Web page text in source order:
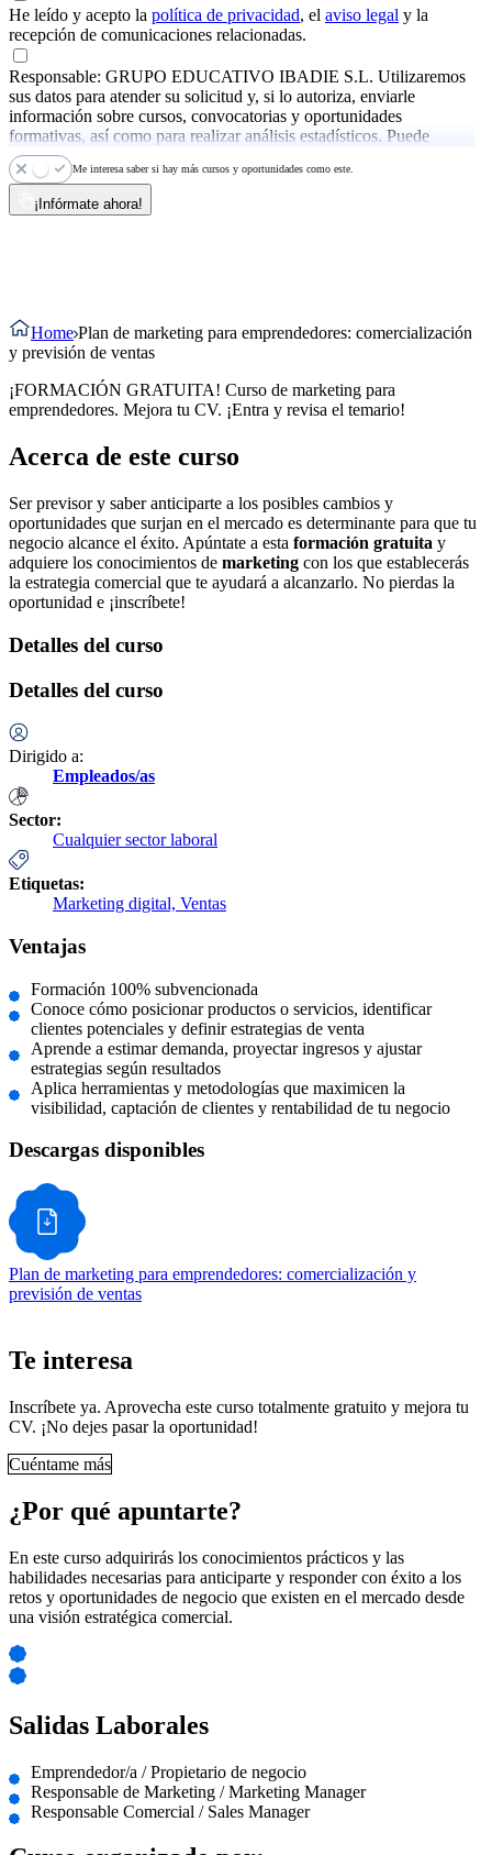
He leído y acepto la política de privacidad, el aviso legal y la
recepción de comunicaciones relacionadas.
Responsable: GRUPO EDUCATIVO IBADIE S.L. Utilizaremos
sus datos para atender su solicitud y, si lo autoriza, enviarle
información sobre cursos, convocatorias y oportunidades
formativas, así como para realizar análisis estadísticos. Puede
ejercer sus derechos y consultar más información en la
privacidad.
Me interesa saber si hay más cursos y oportunidades como este.
¡Infórmate ahora!
Home Plan de marketing para emprendedores: comercialización
y previsión de ventas
¡FORMACIÓN GRATUITA! Curso de marketing para
emprendedores. Mejora tu CV. ¡Entra y revisa el temario!
Acerca de este curso
Ser previsor y saber anticiparte a los posibles cambios y
oportunidades que surjan en el mercado es determinante para que tu
negocio alcance el éxito. Apúntate a esta formación gratuita y
adquiere los conocimientos de marketing con los que establecerás
la estrategia comercial que te ayudará a alcanzarlo. No pierdas la
oportunidad e ¡inscríbete!
Detalles del curso
Detalles del curso
Dirigido a:
Empleados/as
Sector:
Cualquier sector laboral
Etiquetas:
Marketing digital, Ventas
Ventajas
Formación 100% subvencionada
Conoce cómo posicionar productos o servicios, identificar
clientes potenciales y definir estrategias de venta
Aprende a estimar demanda, proyectar ingresos y ajustar
estrategias según resultados
Aplica herramientas y metodologías que maximicen la
visibilidad, captación de clientes y rentabilidad de tu negocio
Descargas disponibles
Plan de marketing para emprendedores: comercialización y
previsión de ventas
Te interesa
Inscríbete ya. Aprovecha este curso totalmente gratuito y mejora tu
CV. ¡No dejes pasar la oportunidad!
Cuéntame más
¿Por qué apuntarte?
En este curso adquirirás los conocimientos prácticos y las
habilidades necesarias para anticiparte y responder con éxito a los
retos y oportunidades de negocio que existen en el mercado desde
una visión estratégica comercial.
Salidas Laborales
Emprendedor/a / Propietario de negocio
Responsable de Marketing / Marketing Manager
Responsable Comercial / Sales Manager